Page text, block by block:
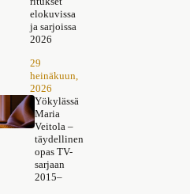
elokuvissa
ja sarjoissa
2026
29
heinäkuun,
2026
Yökylässä
Maria
Veitola –
täydellinen
opas TV-
sarjaan
2015–